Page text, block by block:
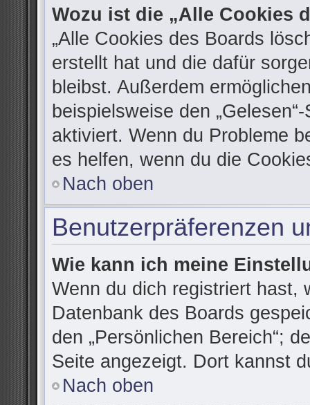
Wozu ist die „Alle Cookies
„Alle Cookies des Boards
erstellt hat und die dafür
bleibst. Außerdem
beispielsweise den
aktiviert. Wenn du Probleme
es helfen, wenn du die
Nach oben
Benutzerpräferenzen
Wie kann ich meine
Wenn du dich registriert hast,
Datenbank des Boards
den „Persönlichen Bereich“;
Seite angezeigt. Dort kannst
Nach oben